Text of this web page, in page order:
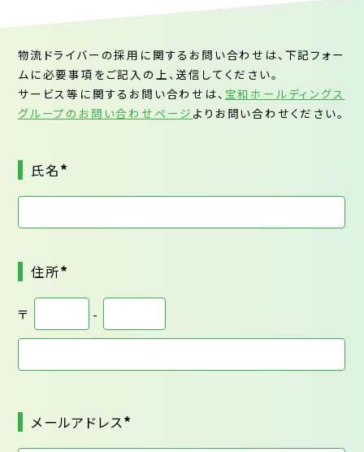
物流ドライバーの採用に関するお問い合わせは、下記フォー
ムに必要事項をご記入の上、送信してください。
サービス等に関するお問い合わせは、宝和ホールディングス
グループのお問い合わせページ よりお問い合わせください。
氏名*
住所*
〒 -
メールアドレス*